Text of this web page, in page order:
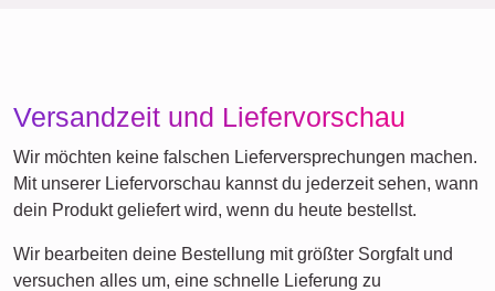
Versandzeit und Liefervorschau
Wir möchten keine falschen Lieferversprechungen machen.
Mit unserer Liefervorschau kannst du jederzeit sehen, wann
dein Produkt geliefert wird, wenn du heute bestellst.
Wir bearbeiten deine Bestellung mit größter Sorgfalt und
versuchen alles um, eine schnelle Lieferung zu